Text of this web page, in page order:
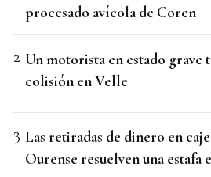
procesado avícola de Coren
Un motorista en estado grave
colisión en Velle
Las retiradas de dinero en
Ourense resuelven una estafa